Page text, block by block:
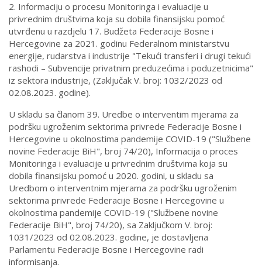
2. Informaciju o procesu Monitoringa i evaluacije u
privrednim društvima koja su dobila finansijsku pomoć
utvrđenu u razdjelu 17. Budžeta Federacije Bosne i
Hercegovine za 2021. godinu Federalnom ministarstvu
energije, rudarstva i industrije "Tekući transferi i drugi tekući
rashodi – Subvencije privatnim preduzećima i poduzetnicima"
iz sektora industrije, (Zaključak V. broj: 1032/2023 od
02.08.2023. godine).
U skladu sa članom 39. Uredbe o interventim mjerama za
podršku ugroženim sektorima privrede Federacije Bosne i
Hercegovine u okolnostima pandemije COVID-19 ("Službene
novine Federacije BiH", broj 74/20), Informacija o proces
Monitoringa i evaluacije u privrednim društvima koja su
dobila finansijsku pomoć u 2020. godini, u skladu sa
Uredbom o interventnim mjerama za podršku ugroženim
sektorima privrede Federacije Bosne i Hercegovine u
okolnostima pandemije COVID-19 ("Službene novine
Federacije BiH", broj 74/20), sa Zaključkom V. broj:
1031/2023 od 02.08.2023. godine, je dostavljena
Parlamentu Federacije Bosne i Hercegovine radi
informisanja.